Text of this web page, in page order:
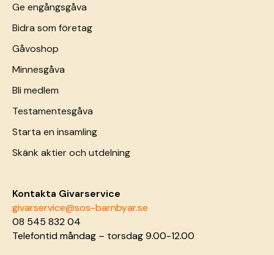
Ge engångsgåva
Bidra som företag
Gåvoshop
Minnesgåva
Bli medlem
Testamentesgåva
Starta en insamling
Skänk aktier och utdelning
Kontakta Givarservice
givarservice@sos-barnbyar.se
08 545 832 04
Telefontid måndag – torsdag 9.00-12.00